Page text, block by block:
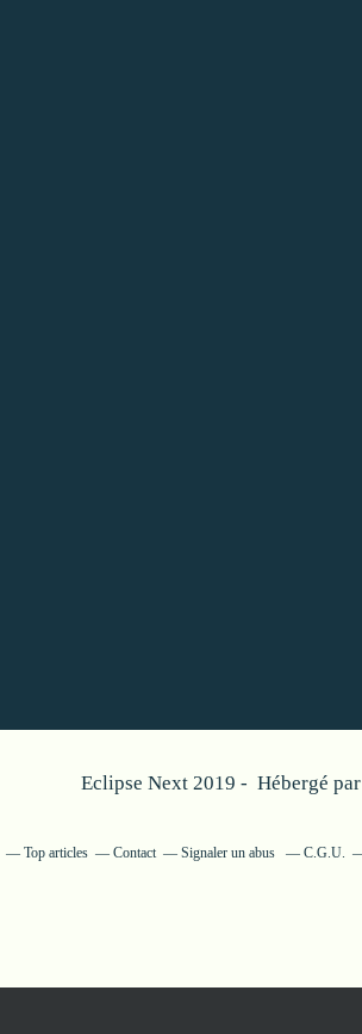
Eclipse Next 2019 - Hébergé par
Top articles Contact Signaler un abus C.G.U.